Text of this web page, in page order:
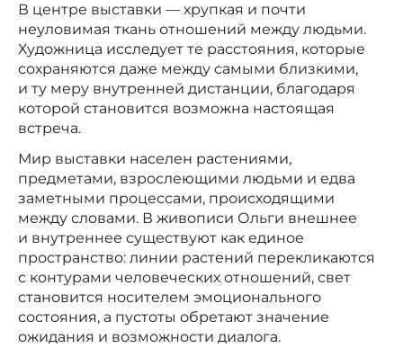
В центре выставки — хрупкая и почти
неуловимая ткань отношений между людьми.
Художница исследует те расстояния, которые
сохраняются даже между самыми близкими,
и ту меру внутренней дистанции, благодаря
которой становится возможна настоящая
встреча.
Мир выставки населен растениями,
предметами, взрослеющими людьми и едва
заметными процессами, происходящими
между словами. В живописи Ольги внешнее
и внутреннее существуют как единое
пространство: линии растений перекликаются
с контурами человеческих отношений, свет
становится носителем эмоционального
состояния, а пустоты обретают значение
ожидания и возможности диалога.